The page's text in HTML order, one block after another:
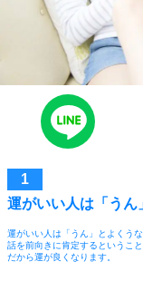
運がいい人は「うん
運がいい人は「うん」とよくうな
話を前向きに肯定するということ
だから運が良くなります。